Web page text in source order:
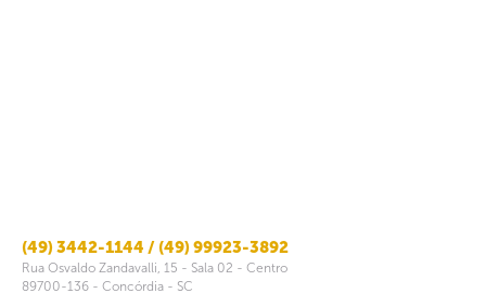
(49) 3442-1144 / (49) 99923-3892
Rua Osvaldo Zandavalli, 15 - Sala 02 - Centro
89700-136 - Concórdia - SC